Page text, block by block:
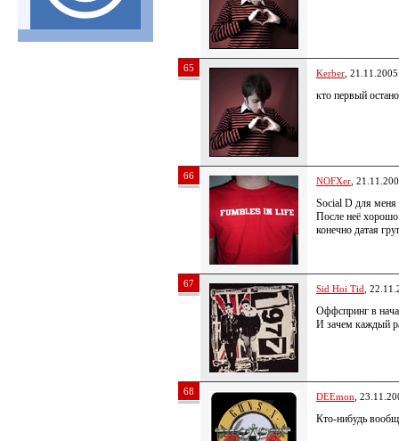
65 Kerber ,
кто первый
66 NOFXer ,
Social D для
После неё
конечно датая
67 Sid Hoi Tid ,
Оффспринг в
И зачем каждый
68 DEEmon ,
Кто-нибудь